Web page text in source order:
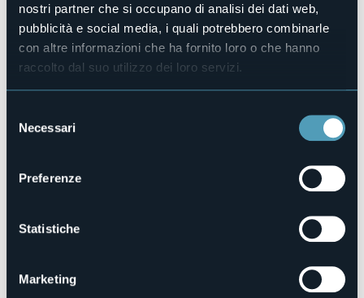
nostri partner che si occupano di analisi dei dati web,
pubblicità e social media, i quali potrebbero combinarle
con altre informazioni che ha fornito loro o che hanno
raccolto dal suo utilizzo dei loro servizi.
delNecessari
Preferenze
Statistiche
Marketing
E-mail
info@spiaggiamore.it
Sito web
http://www.spiaggiamore.it
Telefono
Codice CIR
Prenota la struttura